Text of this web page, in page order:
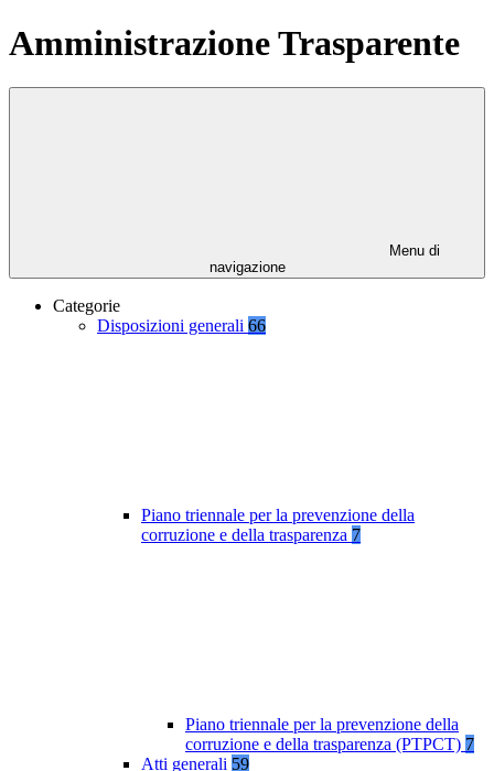
Amministrazione Trasparente
Menu di
navigazione
Categorie
Disposizioni generali 66
Piano triennale per la prevenzione della
corruzione e della trasparenza 7
Piano triennale per la prevenzione della
corruzione e della trasparenza (PTPCT) 7
Atti generali 59